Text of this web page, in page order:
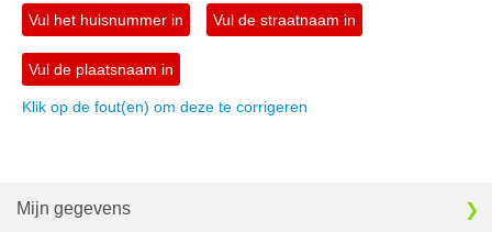
Vul het huisnummer in Vul de straatnaam in
Vul de plaatsnaam in
Klik op de fout(en) om deze te corrigeren
Mijn gegevens